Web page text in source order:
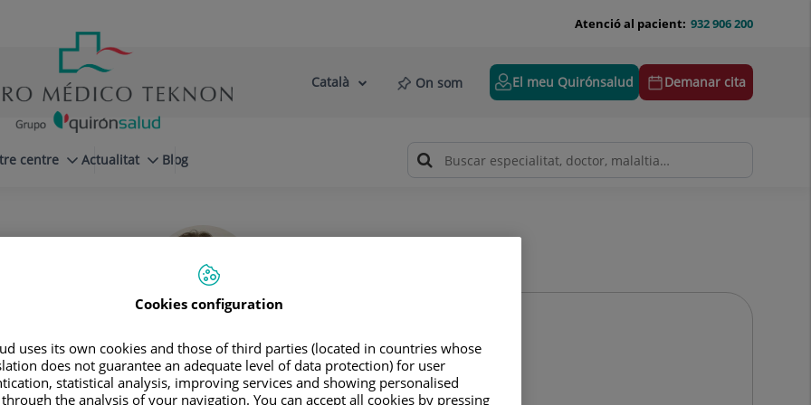
932 906 200
Atenció al pacient:
Selector
Llenguatge
Català On som El meu Quirónsalud Demanar cita
centre Actualitat Blog
RaúlMartos Calvo
Cookies configuration
uses its own cookies and those of third parties (located in countries whose
does not guarantee an adequate level of data protection) for user
statistical analysis, improving services and showing personalised
the analysis of your navigation. You can accept all cookies by pressing